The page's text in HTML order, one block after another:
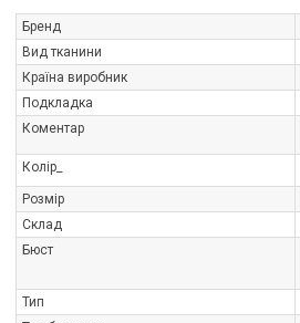
Бренд
Вид тканини
Країна виробник
Подкладка
Коментар
Колір_
Розмір
Склад
Бюст
Тип